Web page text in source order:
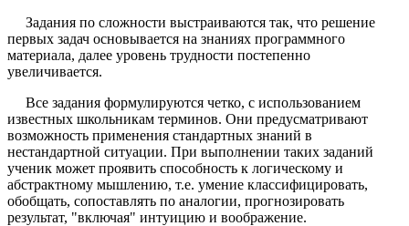
Задания по сложности выстраиваются так, что решение
первых задач основывается на знаниях программного
материала, далее уровень трудности постепенно
увеличивается.
Все задания формулируются четко, с использованием
известных школьникам терминов. Они предусматривают
возможность применения стандартных знаний в
нестандартной ситуации. При выполнении таких заданий
ученик может проявить способность к логическому и
абстрактному мышлению, т.е. умение классифицировать,
обобщать, сопоставлять по аналогии, прогнозировать
результат, "включая" интуицию и воображение.